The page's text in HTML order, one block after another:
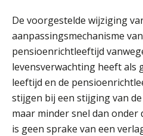
De voorgestelde wijziging
aanpassingsmechanisme
pensioenrichtleeftijd
levensverwachting heeft als
leeftijd en de
stijgen bij een stijging van
maar minder snel dan onder
is geen sprake van een
16
SEP
MOCuitgevers
17
SEP
MOCuitgevers
17
MOCuitgevers